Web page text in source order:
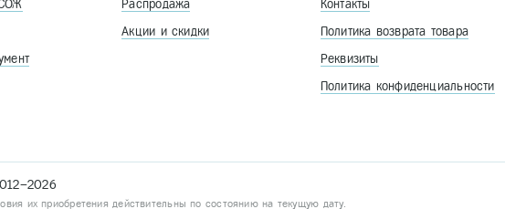
Распродажа
Акции и скидки
Контакты
Политика возврата товара
Реквизиты
Политика конфиденциальности
их приобретения действительны по состоянию на текущую дату.